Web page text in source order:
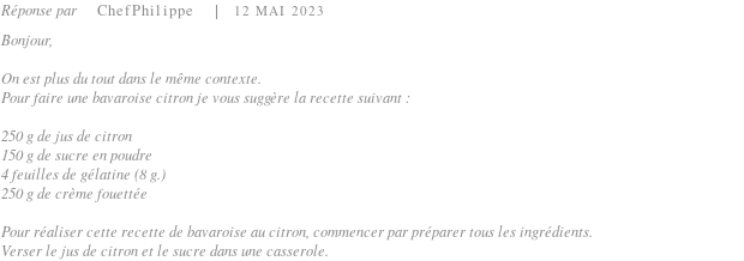
Réponse par ChefPhilippe 12 MAI 2023
Bonjour,
On est plus du tout dans le même contexte.
Pour faire une bavaroise citron je vous suggère la recette suivant :
250 g de jus de citron
150 g de sucre en poudre
4 feuilles de gélatine (8 g.)
250 g de crème fouettée
Pour réaliser cette recette de bavaroise au citron, commencer par préparer tous les ingrédients.
Verser le jus de citron et le sucre dans une casserole.